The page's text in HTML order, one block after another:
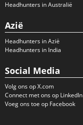
Headhunters in Australië
Azië
Headhunters in Azië
Headhunters in India
Social Media
Volg ons op X.com
Connect met ons op LinkedIn
Voeg ons toe op Facebook